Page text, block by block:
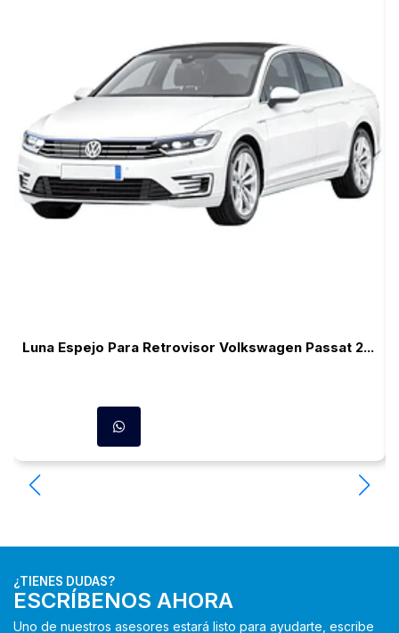
Luna Espejo Para Retrovisor Volkswagen Passat 2...
¿TIENES DUDAS?
ESCRÍBENOS AHORA
Uno de nuestros asesores estará listo para ayudarte, escribe